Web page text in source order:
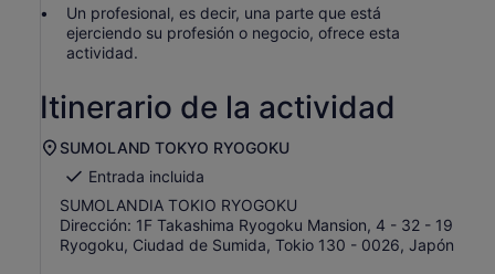
Un profesional, es decir, una parte que está
ejerciendo su profesión o negocio, ofrece esta
actividad.
Itinerario de la actividad
SUMOLAND TOKYO RYOGOKU
Entrada incluida
SUMOLANDIA TOKIO RYOGOKU
Dirección: 1F Takashima Ryogoku Mansion, 4 - 32 - 19
Ryogoku, Ciudad de Sumida, Tokio 130 - 0026, Japón